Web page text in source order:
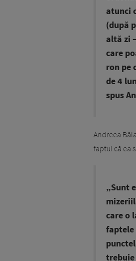
atunci
(după
altă zi
care
ron pe
de 4
spus
Andreea
faptul că ea
„Sunt
care o
faptele
trebuie